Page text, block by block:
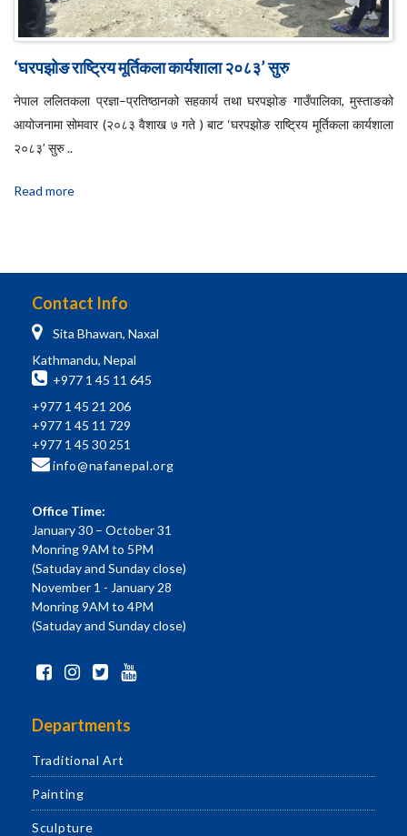
‘घरपझोङ राष्ट्रिय मूर्तिकला कार्यशाला २०८३’ सुरु
नेपाल ललितकला प्रज्ञा–प्रतिष्ठानको सहकार्य तथा घरपझोङ गाउँपालिका, मुस्ताङको
आयोजनामा सोमवार (२०८३ वैशाख ७ गते ) बाट ‘घरपझोङ राष्ट्रिय मूर्तिकला कार्यशाला
२०८३’ सुरु ..
Read more
Contact Info
Sita Bhawan, Naxal
Kathmandu, Nepal
+977 1 45 11 645
+977 1 45 21 206
+977 1 45 11 729
+977 1 45 30 251
info@nafanepal.org
Office Time:
January 30 – October 31
Monring 9AM to 5PM
(Satuday and Sunday close)
November 1 - January 28
Monring 9AM to 4PM
(Satuday and Sunday close)
Departments
Traditional Art
Painting
Sculpture